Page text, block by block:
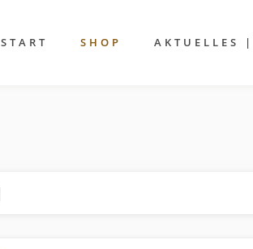
START SHOP AKTUELLES |